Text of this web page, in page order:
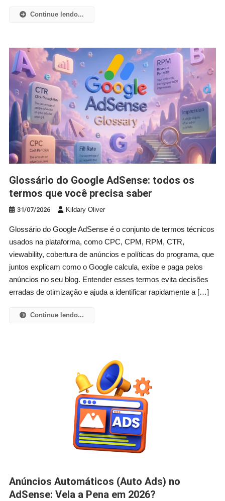
Continue lendo...
Glossário do Google AdSense: todos os
termos que você precisa saber
31/07/2026 Kildary Oliver
Glossário do Google AdSense é o conjunto de termos técnicos
usados na plataforma, como CPC, CPM, RPM, CTR,
viewability, cobertura de anúncios e políticas do programa, que
juntos explicam como o Google calcula, exibe e paga pelos
anúncios no seu blog. Entender esses termos evita decisões
erradas de otimização e ajuda a identificar rapidamente a […]
Continue lendo...
Anúncios Automáticos (Auto Ads) no
AdSense: Vela a Pena em 2026?